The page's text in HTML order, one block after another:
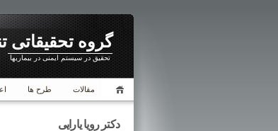
گروه تحقیقاتی
تحقیق در سیستم ایمنی در بیماریها
مقالات طرح ها
دکتر رویا یارایی